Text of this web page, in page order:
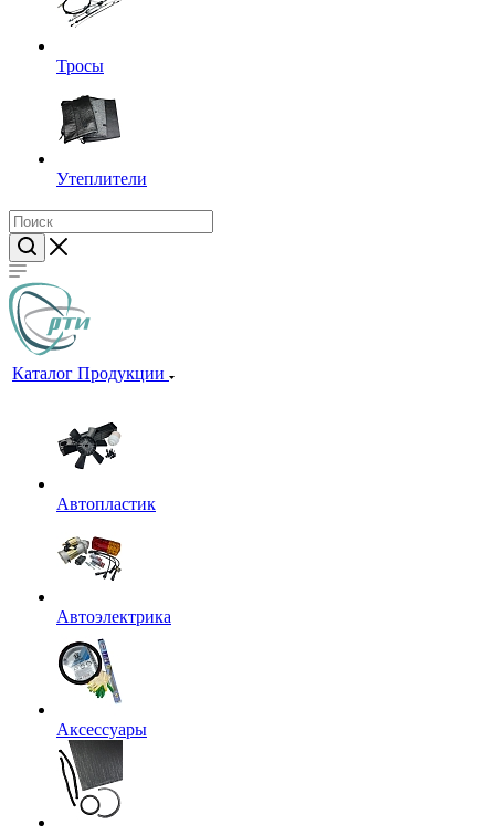
Тросы
Утеплители
Каталог Продукции
Автопластик
Автоэлектрика
Аксессуары